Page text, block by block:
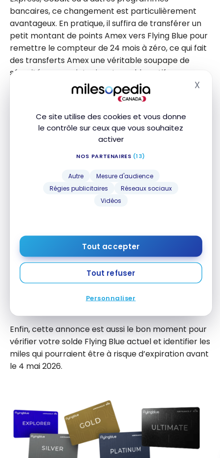
Ce site utilise des cookies et vous donne
le contrôle sur ceux que vous souhaitez
activer
NOS PARTENAIRES (13)
Autre
Mesure d'audience
Régies publicitaires
Réseaux sociaux
Vidéos
Tout accepter
Tout refuser
Personnaliser
X
bancaires, ce changement est particulièrement
avantageux. En pratique, il suffira de transférer un
petit montant de points Amex vers Flying Blue pour
remettre le compteur de 24 mois à zéro, ce qui fait
des transferts Amex une véritable soupape de
sécurité pour maintenir votre solde actif.
Autrement dit, même sans prendre l’avion, vous
activité commerciale chez un partenaire.
Cette mise à jour est l’une des meilleures nouvelles
depuis longtemps. Voici comment en
Calendrisez un rappel annuel (ou à 22 mois) pour
effectuer une petite activité admissible : un
Blue suffisent amplement à tout prolonger. Si vous
constituez une réserve de miles pour un voyage en
classe affaires vers l’Europe, une stratégie souvent
recommandée pour maximiser la valeur de vos
points, cette règle simplifiée vous permet de
construire sur le long terme sans stress.
Enfin, cette annonce est aussi le bon moment pour
vérifier votre solde Flying Blue actuel et identifier les
miles qui pourraient être à risque d’expiration avant
le 4 mai 2026.